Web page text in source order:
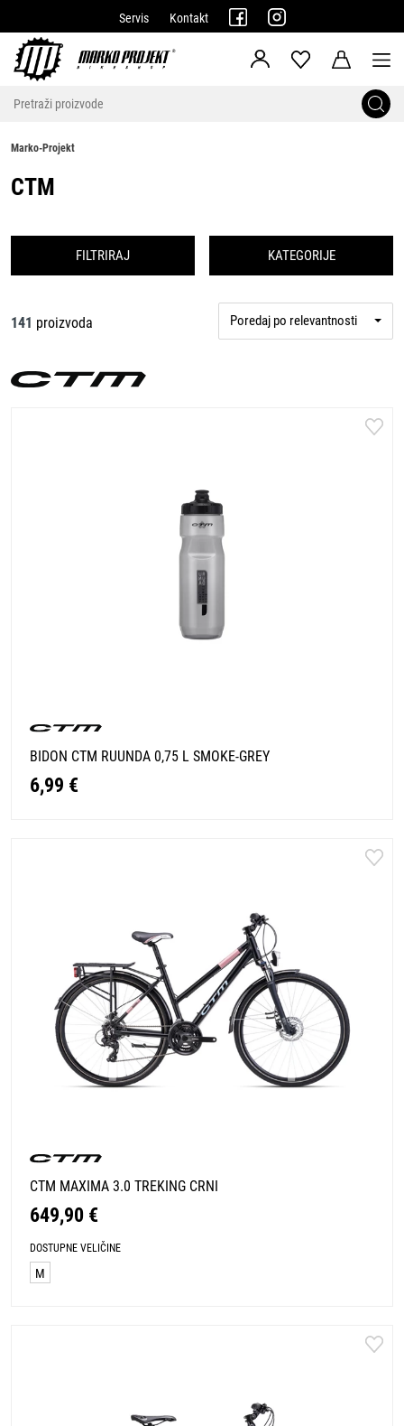
Servis Kontakt
Marko-Projekt
CTM
FILTRIRAJ KATEGORIJE
141 proizvoda Poredaj po relevantnosti
BIDON CTM RUUNDA 0,75 L SMOKE-GREY
6,99 €
CTM MAXIMA 3.0 TREKING CRNI
649,90 €
DOSTUPNE VELIČINE
M